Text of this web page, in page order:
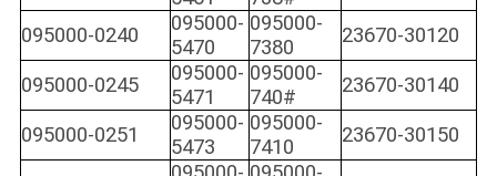
095000-0240
095000-
5470
095000-
7380
23670-30120
095000-0245
095000-
5471
095000-
740#
23670-30140
095000-0251
095000-
5473
095000-
7410
23670-30150